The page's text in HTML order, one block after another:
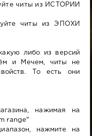
читы из ИСТОРИИ
читы из ЭПОХИ
либо из версий
и Мечем, читы не
То есть они
нажимая на
range"
нажмите на